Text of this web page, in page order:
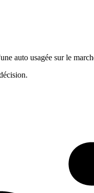
auto usagée sur le